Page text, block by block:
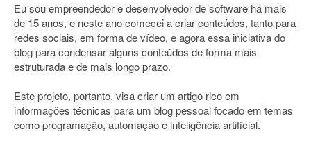
Eu sou empreendedor e desenvolvedor de software há mais
de 15 anos, e neste ano comecei a criar conteúdos, tanto para
redes sociais, em forma de vídeo, e agora essa iniciativa do
blog para condensar alguns conteúdos de forma mais
estruturada e de mais longo prazo.
Este projeto, portanto, visa criar um artigo rico em
informações técnicas para um blog pessoal focado em temas
como programação, automação e inteligência artificial.